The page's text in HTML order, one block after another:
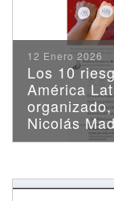
12 Enero 2026
Los 10
América
Nicolás